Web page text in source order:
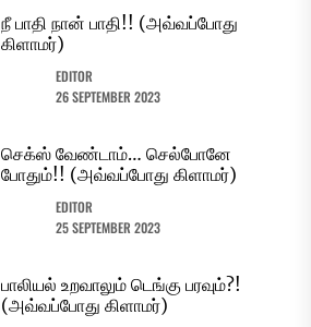
நீ பாதி நான் பாதி!! (அவ்வப்போது
கிளாமர்)
EDITOR
26 SEPTEMBER 2023
செக்ஸ் வேண்டாம்… செல்போனே
போதும்!! (அவ்வப்போது கிளாமர்)
EDITOR
25 SEPTEMBER 2023
பாலியல் உறவாலும் டெங்கு பரவும்?!
(அவ்வப்போது கிளாமர்)